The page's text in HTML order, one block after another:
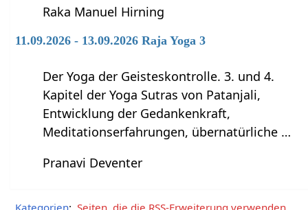
Raka Manuel Hirning
11.09.2026 - 13.09.2026 Raja Yoga 3
Der Yoga der Geisteskontrolle. 3. und 4.
Kapitel der Yoga Sutras von Patanjali,
Entwicklung der Gedankenkraft,
Meditationserfahrungen, übernatürliche …
Pranavi Deventer
Kategorien: Seiten, die die RSS-Erweiterung verwenden